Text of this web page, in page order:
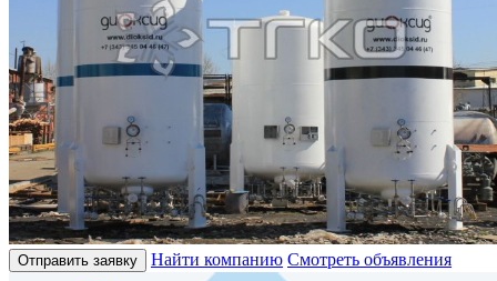
Отправить заявку Найти компанию Смотреть объявления